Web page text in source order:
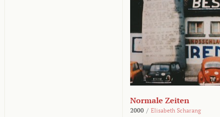
Normale Zeiten
2000 / Elisabeth Scharang